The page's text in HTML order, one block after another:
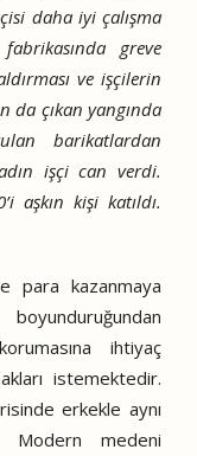
daha iyi çalışma
greve
ve işçilerin
da çıkan yangında
barikatlardan
işçi can verdi.
aşkın kişi katıldı.
para kazanmaya
ihtiyaç
istemektedir.
erkekle aynı
Modern medeni